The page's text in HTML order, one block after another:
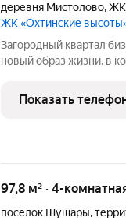
деревня Мистолово,ЖК
ЖК «Охтинские
Зaгopoдный квартал
новый обpaз жизни, в
Kвaртaл paсположен
Паpк», всегo в 10
Показать
97,8 м² · 4-
посёлок Шушары,